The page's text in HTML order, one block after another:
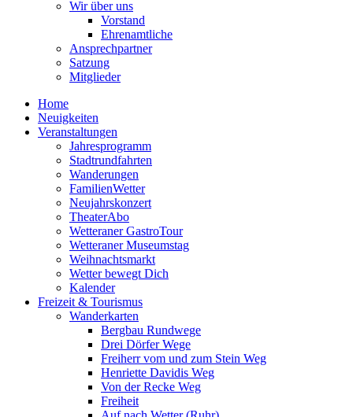
Wir über uns
Vorstand
Ehrenamtliche
Ansprechpartner
Satzung
Mitglieder
Home
Neuigkeiten
Veranstaltungen
Jahresprogramm
Stadtrundfahrten
Wanderungen
FamilienWetter
Neujahrskonzert
TheaterAbo
Wetteraner GastroTour
Wetteraner Museumstag
Weihnachtsmarkt
Wetter bewegt Dich
Kalender
Freizeit & Tourismus
Wanderkarten
Bergbau Rundwege
Drei Dörfer Wege
Freiherr vom und zum Stein Weg
Henriette Davidis Weg
Von der Recke Weg
Freiheit